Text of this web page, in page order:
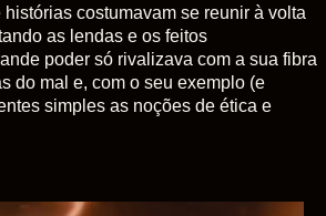
costumavam se reunir à volta
as lendas e os feitos
poder só rivalizava com a sua fibra
do mal e, com o seu exemplo (e
simples as noções de ética e